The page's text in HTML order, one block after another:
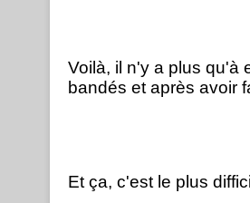
Voilà, il n'y a plus qu'à
bandés et après avoir
Et ça, c'est le plus